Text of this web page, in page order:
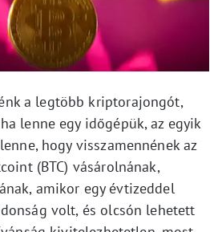
a legtöbb kriptorajongót,
lenne egy időgépük, az egyik
hogy visszamennének az
(BTC) vásárolnának,
amikor egy évtizeddel
volt, és olcsón lehetett